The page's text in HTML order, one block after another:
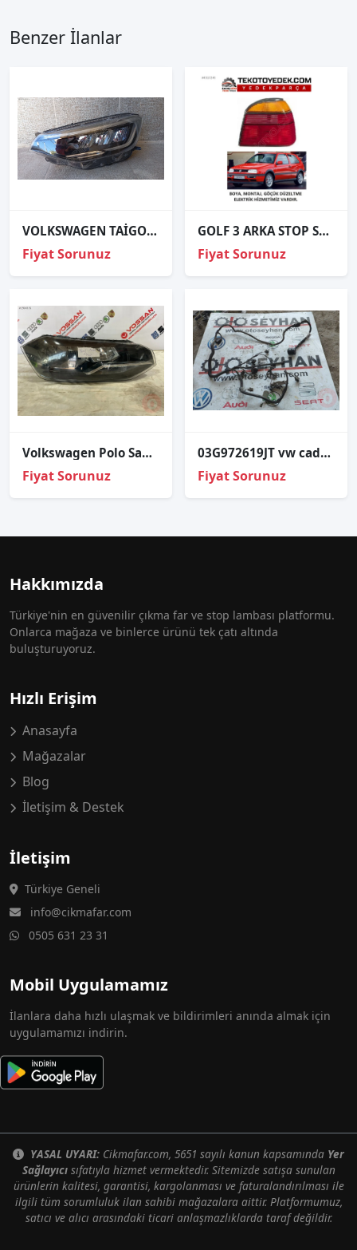
Benzer İlanlar
VOLKSWAGEN TAİGO ORJINAL ÇIKMA SOL FAR
Fiyat Sorunuz
GOLF 3 ARKA STOP SAĞ SOL 1992 VE ÜZERİ / KAMPANYA
Fiyat Sorunuz
Volkswagen Polo Sağ Far 2017-2020 2G1941006 Çıkma Parça
Fiyat Sorunuz
03G972619JT vw caddy 1.9 dizel motor tesisatı
Fiyat Sorunuz
Hakkımızda
Türkiye'nin en güvenilir çıkma far ve stop lambası platformu.
Onlarca mağaza ve binlerce ürünü tek çatı altında
buluşturuyoruz.
Hızlı Erişim
Anasayfa
Mağazalar
Blog
İletişim & Destek
İletişim
Türkiye Geneli
info@cikmafar.com
0505 631 23 31
Mobil Uygulamamız
İlanlara daha hızlı ulaşmak ve bildirimleri anında almak için
uygulamamızı indirin.
YASAL UYARI: Cikmafar.com, 5651 sayılı kanun kapsamında Yer
Sağlayıcısıfatıyla hizmet vermektedir. Sitemizde satışa sunulan
ürünlerin kalitesi, garantisi, kargolanması ve faturalandırılması ile
ilgili tüm sorumluluk ilan sahibi mağazalara aittir. Platformumuz,
satıcı ve alıcı arasındaki ticari anlaşmazlıklarda taraf değildir.